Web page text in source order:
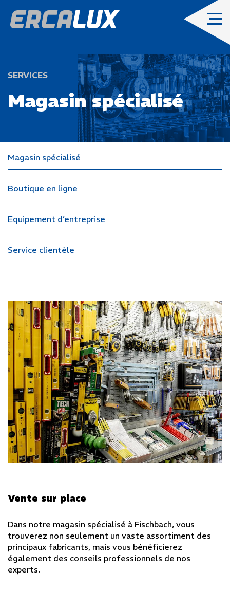
SERVICES
Magasin spécialisé
Magasin spécialisé
Boutique en ligne
Equipement d’entreprise
Service clientèle
Vente sur place
Dans notre magasin spécialisé à Fischbach, vous
trouverez non seulement un vaste assortiment des
principaux fabricants, mais vous bénéficierez
également des conseils professionnels de nos
experts.